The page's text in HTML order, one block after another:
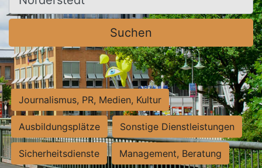
Suchen
Journalismus, PR, Medien, Kultur
Ausbildungsplätze Sonstige Dienstleistungen
Sicherheitsdienste Management, Beratung